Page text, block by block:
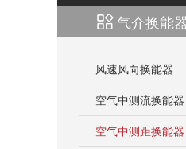
气介换能
风速风向换能器
空气中测流换能器
空气中测距换能器